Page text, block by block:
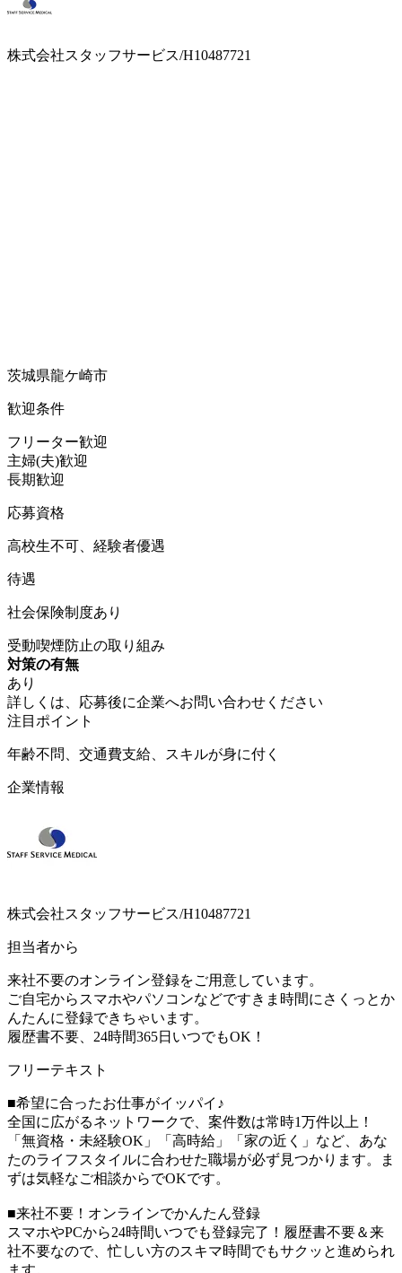
株式会社スタッフサービス/H10487721
茨城県龍ケ崎市
歓迎条件
フリーター歓迎
主婦(夫)歓迎
長期歓迎
応募資格
高校生不可、経験者優遇
待遇
社会保険制度あり
受動喫煙防止の取り組み
対策の有無
あり
詳しくは、応募後に企業へお問い合わせください
注目ポイント
年齢不問、交通費支給、スキルが身に付く
企業情報
株式会社スタッフサービス/H10487721
担当者から
来社不要のオンライン登録をご用意しています。
ご自宅からスマホやパソコンなどですきま時間にさくっとか
んたんに登録できちゃいます。
履歴書不要、24時間365日いつでもOK！
フリーテキスト
■希望に合ったお仕事がイッパイ♪
全国に広がるネットワークで、案件数は常時1万件以上！
「無資格・未経験OK」「高時給」「家の近く」など、あな
たのライフスタイルに合わせた職場が必ず見つかります。ま
ずは気軽なご相談からでOKです。
■来社不要！オンラインでかんたん登録
スマホやPCから24時間いつでも登録完了！履歴書不要＆来
社不要なので、忙しい方のスキマ時間でもサクッと進められ
ます。